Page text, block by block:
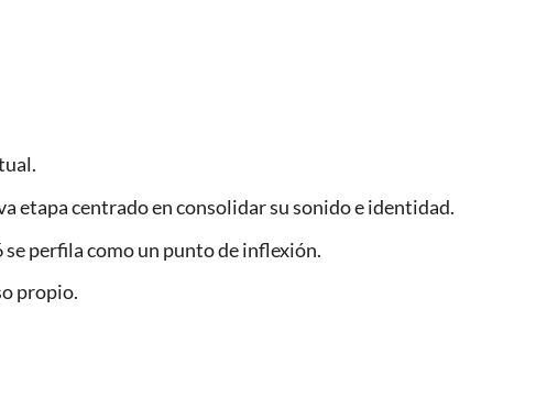
etapa centrado en consolidar su sonido e identidad.
perfila como un punto de inflexión.
propio.